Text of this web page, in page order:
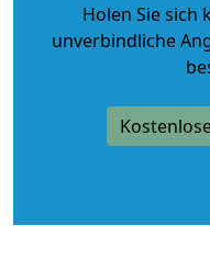
Holen Sie sich
unverbindliche